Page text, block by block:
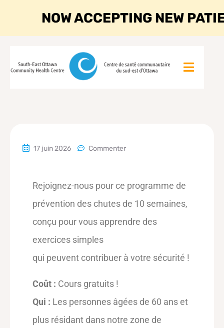
17 juin 2026 Commenter
Rejoignez-nous pour ce programme de
prévention des chutes de 10 semaines,
conçu pour vous apprendre des
exercices simples
qui peuvent contribuer à votre sécurité !
Coût : Cours gratuits !
Qui : Les personnes âgées de 60 ans et
plus résidant dans notre zone de
NOW ACCEPTING NEW